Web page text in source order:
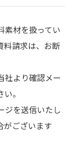
素材を扱ってい
料請求は、お断
社より確認メー
。
ジを送信いたし
がございます